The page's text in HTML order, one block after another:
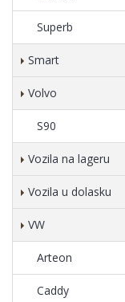
Superb
Smart
Volvo
S90
Vozila na lageru
Vozila u dolasku
VW
Arteon
Caddy